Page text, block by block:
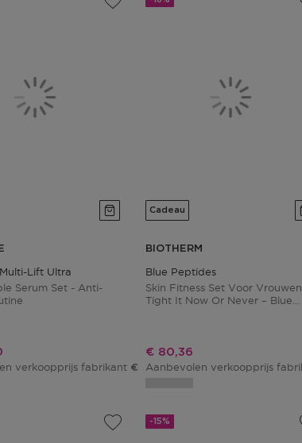
Lift Ultra
Serum Set - Anti-
verkoopprijs fabrikant € 153,05
Cadeau
BIOTHERM
Blue Peptides
Skin Fitness Set Voor
Tight It Now Or Never – Blue
Kortingsprijs
€ 80,36
Aanbevolen verkoopprijs
-15%